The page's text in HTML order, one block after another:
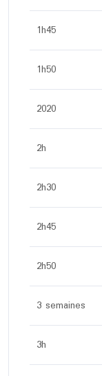
1h45
1h50
2020
2h
2h30
2h45
2h50
3 semaines
3h